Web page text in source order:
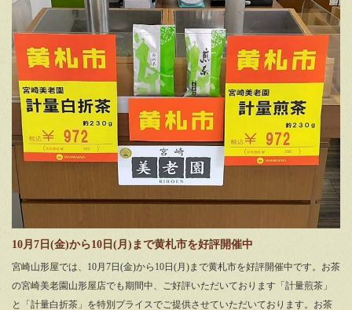
10月7日(金)から10日(月)まで黄札市を好評開催中
宮崎山形屋では、10月7日(金)から10日(月)まで黄札市を好評開催中です。お茶
の宮崎美老園山形屋店でも期間中、ご好評いただいております「計量煎茶」
と「計量白折茶」を特別プライスでご提供させていただいております。お茶